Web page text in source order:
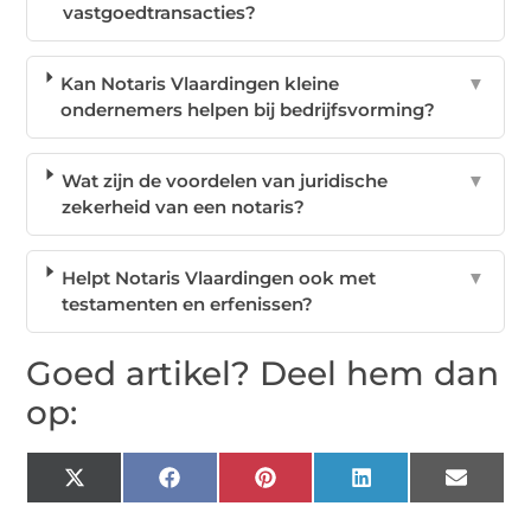
vastgoedtransacties?
Kan Notaris Vlaardingen kleine
ondernemers helpen bij bedrijfsvorming?
▼
Wat zijn de voordelen van juridische
zekerheid van een notaris?
▼
Helpt Notaris Vlaardingen ook met
testamenten en erfenissen?
▼
Goed artikel? Deel hem dan
op:
X Facebook Pinterest LinkedIn Email